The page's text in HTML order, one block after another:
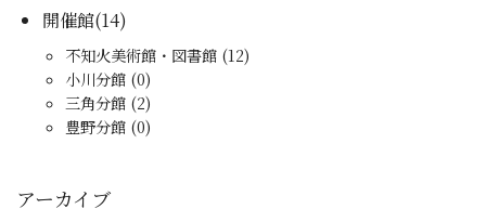
開催館(14)
不知火美術館・図書館 (12)
小川分館 (0)
三角分館 (2)
豊野分館 (0)
アーカイブ